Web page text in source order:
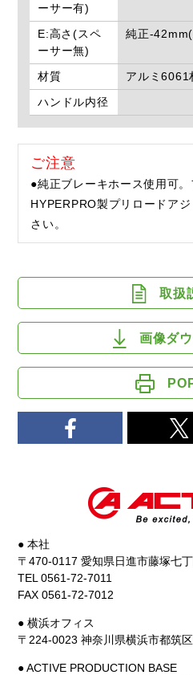
ーサー有)
E:高さ(スペ
ーサー無)
純正-
材質
アルミ6061
ハンドル内径
ご注意
●純正ブレーキホース使用可。
HYPERPRO製プリロードア
さい。
取扱
画像ダ
● 本社
〒470-0117 愛知県日進市藤塚七
TEL 0561-72-7011
FAX 0561-72-7012
● 横浜オフィス
〒224-0023 神奈川県横浜市都筑
● ACTIVE PRODUCTION BASE